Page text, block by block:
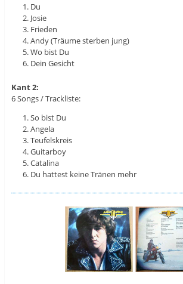
Du
Josie
Frieden
Andy (Träume sterben jung)
Wo bist Du
Dein Gesicht
Kant 2:
6 Songs / Trackliste:
So bist Du
Angela
Teufelskreis
Guitarboy
Catalina
Du hattest keine Tränen mehr